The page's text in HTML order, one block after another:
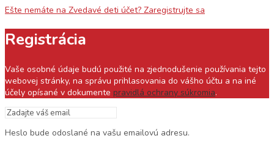
Ešte nemáte na Zvedavé deti účet? Zaregistrujte sa
Registrácia
Vaše osobné údaje budú použité na zjednodušenie používania tejto
webovej stránky, na správu prihlasovania do vášho účtu a na iné
účely opísané v dokumente pravidlá ochrany súkromia.
Heslo bude odoslané na vašu emailovú adresu.